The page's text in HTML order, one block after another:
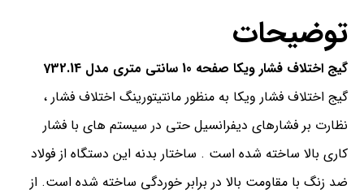
توضیحات
گیج اختلاف فشار ویکا صفحه 10 سانتی متری مدل 732.14
گیج اختلاف فشار ویکا به منظور مانتیتورینگ اختلاف فشار ،
نظارت بر فشارهای دیفرانسیل حتی در سیستم های با فشار
کاری بالا ساخته شده است . ساختار بدنه این دستگاه از فولاد
ضد زنگ با مقاومت بالا در برابر خوردگی ساخته شده است. از